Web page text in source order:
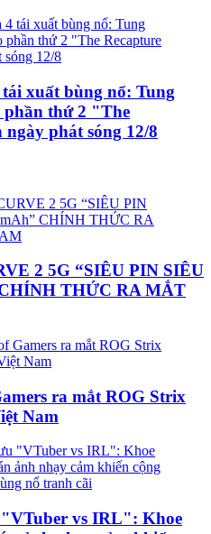
xuất bùng nổ: Tung
phần thứ 2 "The
phát sóng 12/8
2 5G “SIÊU PIN SIÊU
THỨC RA MẮT
ra mắt ROG Strix
Nam
vs IRL": Khoe